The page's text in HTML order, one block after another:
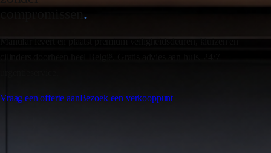
.
Manufar levert en plaatst premium veiligheidsdeuren, kluizen en
Vraag een offerte aanBezoek een verkooppunt